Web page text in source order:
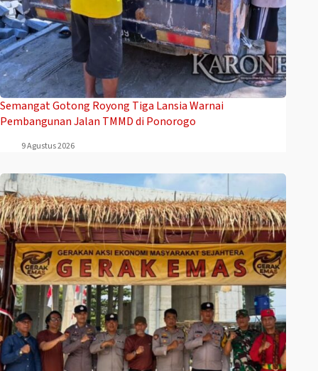
Semangat Gotong Royong Tiga Lansia Warnai
Pembangunan Jalan TMMD di Ponorogo
9 Agustus 2026